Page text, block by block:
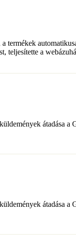
teljesítette a